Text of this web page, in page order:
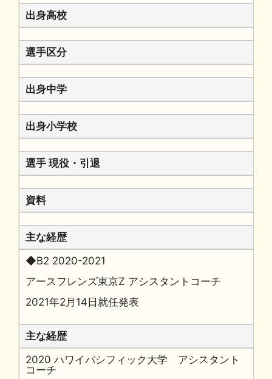
出身高校
選手区分
出身中学
出身小学校
選手 現役・引退
資料
主な経歴
◆B2 2020-2021
アースフレンズ東京Z アシスタントコーチ
2021年2月14日就任発表
主な経歴
2020 ハワイパシフィック大学 アシスタント
コーチ